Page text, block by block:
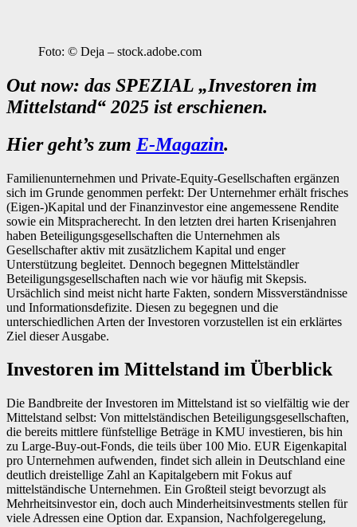
Foto: © Deja – stock.adobe.com
Out now: das SPEZIAL „Investoren im
Mittelstand“ 2025 ist erschienen.
Hier geht’s zum E-Magazin.
Familienunternehmen und Private-Equity-Gesellschaften ergänzen
sich im Grunde ­genommen perfekt: Der Unternehmer erhält frisches
(Eigen-)Kapital und der Finanz­investor eine angemessene Rendite
sowie ein Mitspracherecht. In den letzten drei harten Krisenjahren
haben Beteiligungsgesellschaften die Unternehmen als
Gesellschafter aktiv mit zusätzlichem Kapital und enger
Unterstützung begleitet. Dennoch begegnen ­Mittelständler
Beteiligungsgesellschaften nach wie vor häufig mit Skepsis.
Ursächlich sind meist nicht harte Fakten, sondern Missverständnisse
und Informationsdefizite. ­Diesen zu begegnen und die
unterschiedlichen Arten der Investoren vorzustellen ist ein erklärtes
Ziel dieser Ausgabe.
Investoren im Mittelstand im Überblick
Die Bandbreite der Investoren im Mittelstand ist so vielfältig wie der
Mittelstand selbst: Von mittelständischen Beteiligungsgesellschaften,
die bereits mittlere fünfstellige ­Beträge in KMU investieren, bis hin
zu Large-Buy-out-Fonds, die teils über 100 Mio. EUR Eigenkapital
pro Unternehmen aufwenden, findet sich allein in Deutschland eine
deutlich dreistellige Zahl an Kapitalgebern mit Fokus auf
mittelständische Unternehmen. Ein Großteil steigt bevorzugt als
Mehrheitsinvestor ein, doch auch Minderheitsinvestments stellen für
viele Adressen eine Option dar. Expansion, Nachfolgeregelung,